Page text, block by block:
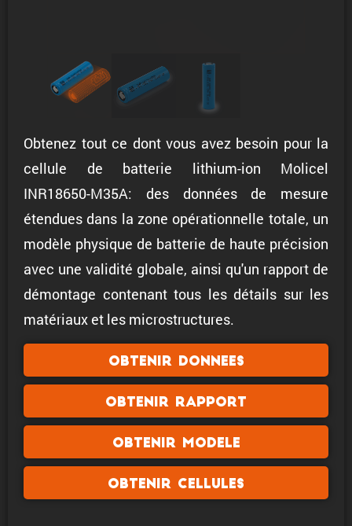
Obtenez tout ce dont vous avez besoin pour la
cellule de batterie lithium-ion Molicel
INR18650-M35A: des données de mesure
étendues dans la zone opérationnelle totale, un
modèle physique de batterie de haute précision
avec une validité globale, ainsi qu'un rapport de
démontage contenant tous les détails sur les
matériaux et les microstructures.
Obtenir donnees
Obtenir rapport
Obtenir modele
Obtenir cellules